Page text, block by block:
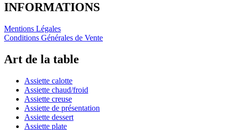
INFORMATIONS
Mentions Légales
Conditions Générales de Vente
Art de la table
Assiette calotte
Assiette chaud/froid
Assiette creuse
Assiette de présentation
Assiette dessert
Assiette plate